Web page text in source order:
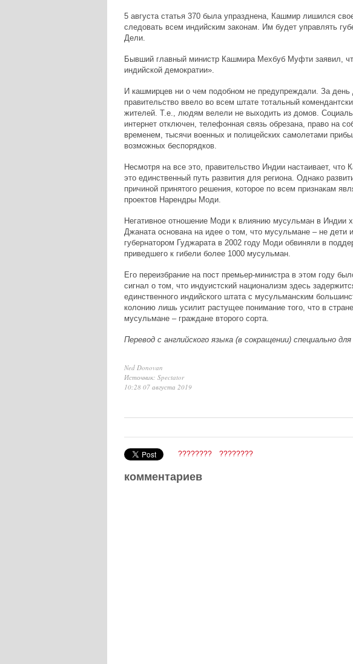
5 августа статья 370 была упразднена, Кашмир лишился
следовать всем индийским законам. Им будет управлять
Дели.
Бывший главный министр Кашмира Мехбуб Муфти заявил,
индийской демократии».
И кашмирцев ни о чем подобном не предупреждали. За день
правительство ввело во всем штате тотальный
жителей. Т.е., людям велели не выходить из домов.
интернет отключен, телефонная связь обрезана, право на
временем, тысячи военных и полицейских самолетами
возможных беспорядков.
Несмотря на все это, правительство Индии настаивает,
это единственный путь развития для региона. Однако
причиной принятого решения, которое по всем признакам
проектов Нарендры Моди.
Негативное отношение Моди к влиянию мусульман в Индии
Джаната основана на идее о том, что мусульмане – не
губернатором Гуджарата в 2002 году Моди обвиняли в
приведшего к гибели более 1000 мусульман.
Его переизбрание на пост премьер-министра в этом году
сигнал о том, что индуистский национализм здесь
единственного индийского штата с мусульманским
колонию лишь усилит растущее понимание того, что в
мусульмане – граждане второго сорта.
Перевод с английского языка (в сокращении) специально
Ned Donovan
Источник: Spectator
10:28 07 августа 2019
???????? ????????
комментариев